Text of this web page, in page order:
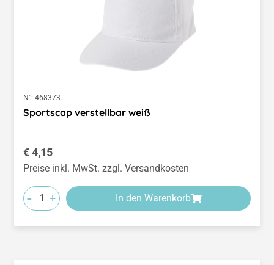
N°: 468373
Sportscap verstellbar weiß
Regulärer Preis:
€ 4,15
Preise inkl. MwSt. zzgl. Versandkosten
- + In den Warenkorb